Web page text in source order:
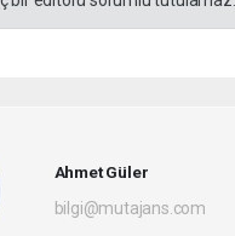
Ahmet Güler
bilgi@mutajans.com